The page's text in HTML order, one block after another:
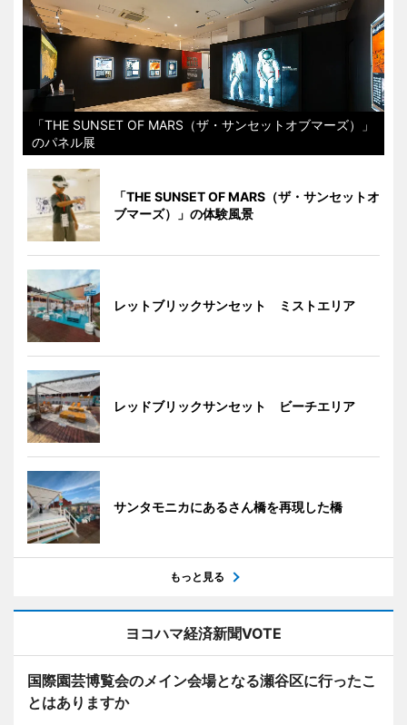
「THE SUNSET OF MARS（ザ・サンセットオブマーズ）」
のパネル展
「THE SUNSET OF MARS（ザ・サンセットオ
ブマーズ）」の体験風景
レットブリックサンセット ミストエリア
レッドブリックサンセット ビーチエリア
サンタモニカにあるさん橋を再現した橋
もっと見る
ヨコハマ経済新聞VOTE
国際園芸博覧会のメイン会場となる瀬谷区に行ったこ
とはありますか